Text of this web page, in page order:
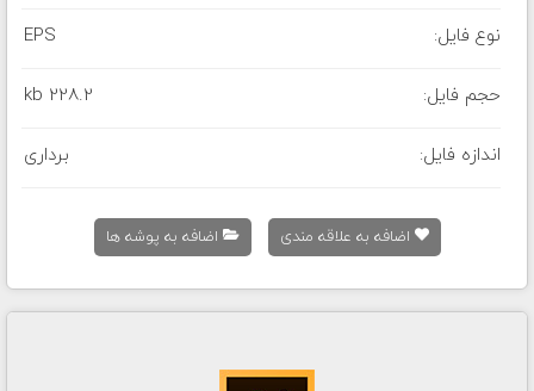
نوع فایل: EPS
حجم فایل: 228.2 kb
اندازه فایل: برداری
اضافه به علاقه مندی اضافه به پوشه ها